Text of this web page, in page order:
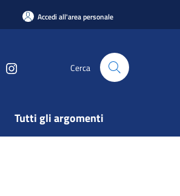
Accedi all'area personale
Cerca
Tutti gli argomenti